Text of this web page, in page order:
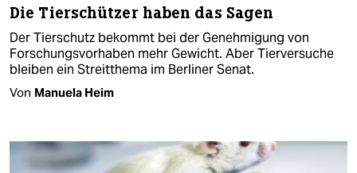
Die Tierschützer haben das Sagen
Der Tierschutz bekommt bei der Genehmigung von
Forschungsvorhaben mehr Gewicht. Aber Tierversuche
bleiben ein Streitthema im Berliner Senat.
Von Manuela Heim